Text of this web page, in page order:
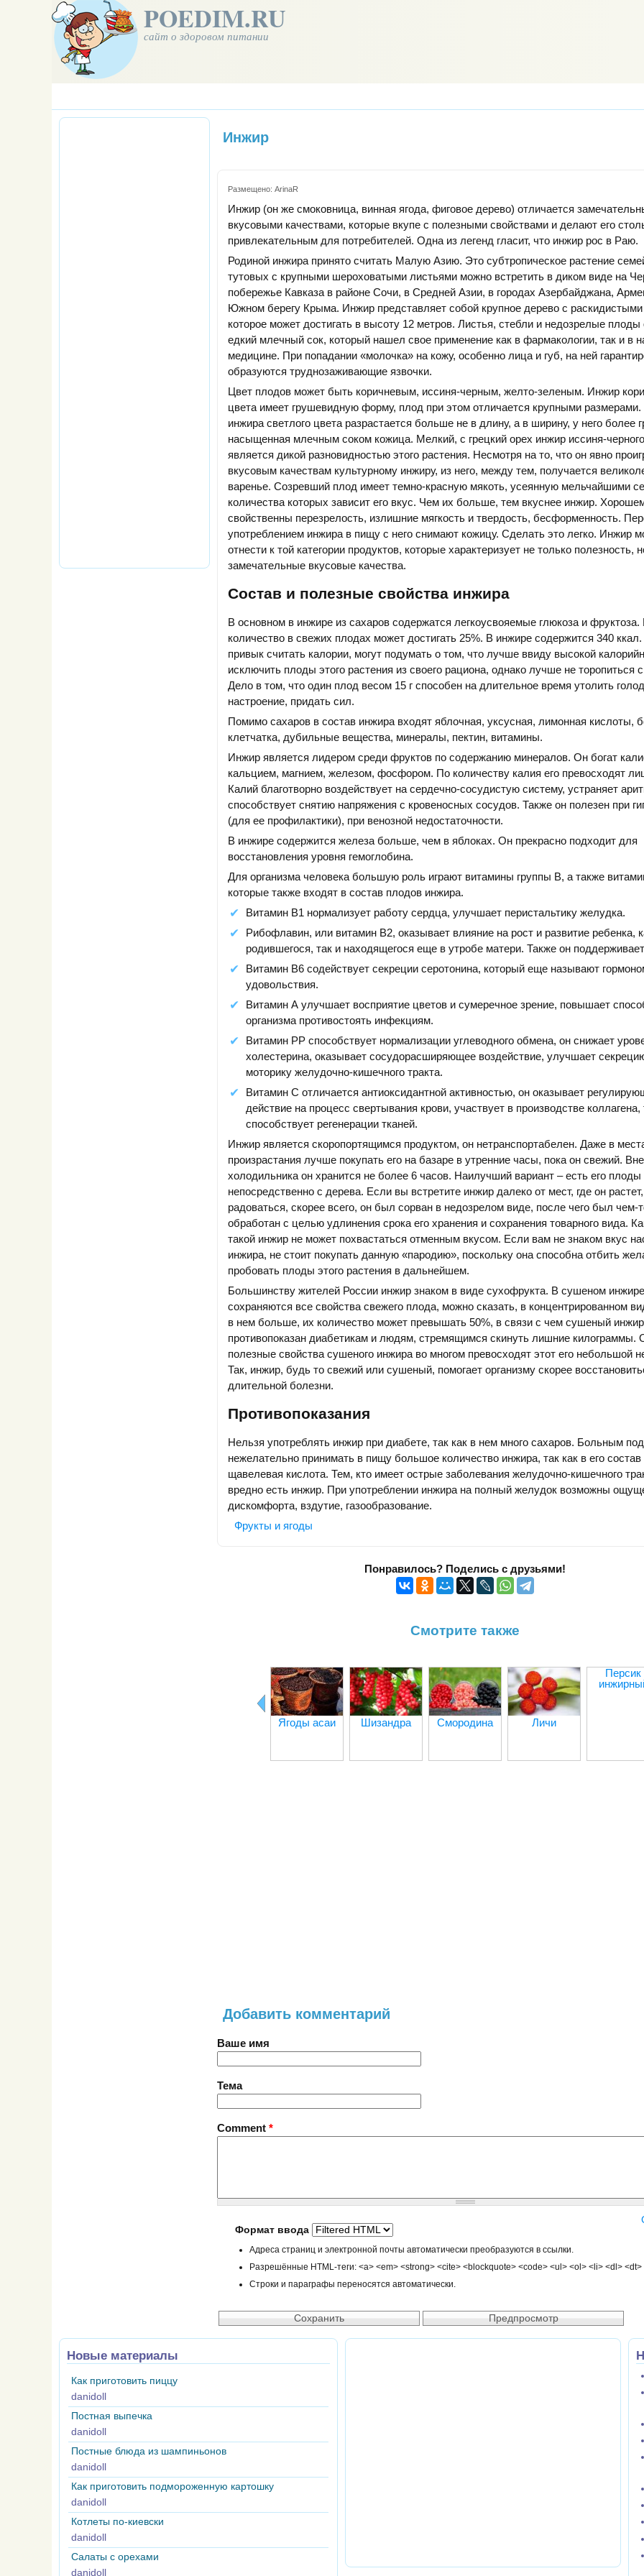
POEDIM.RU
сайт о здоровом питании
Инжир
Размещено: ArinaR
Инжир (он же смоковница, винная ягода, фиговое дерево) отличается
вкусовыми качествами, которые вкупе с полезными свойствами и делают его
привлекательным для потребителей. Одна из легенд гласит, что инжир рос в Раю.
Родиной инжира принято считать Малую Азию. Это субтропическое растение
тутовых с крупными шероховатыми листьями можно встретить в диком виде на
побережье Кавказа в районе Сочи, в Средней Азии, в городах Азербайджана,
Южном берегу Крыма. Инжир представляет собой крупное дерево с раскидистыми
которое может достигать в высоту 12 метров. Листья, стебли и недозрелые плоды
едкий млечный сок, который нашел свое применение как в фармакологии, так и в
медицине. При попадании «молочка» на кожу, особенно лица и губ, на ней
образуются труднозаживающие язвочки.
Цвет плодов может быть коричневым, иссиня-черным, желто-зеленым. Инжир
цвета имеет грушевидную форму, плод при этом отличается крупными
инжира светлого цвета разрастается больше не в длину, а в ширину, у него более
насыщенная млечным соком кожица. Мелкий, с грецкий орех инжир иссиня-
является дикой разновидностью этого растения. Несмотря на то, что он явно
вкусовым качествам культурному инжиру, из него, между тем, получается
варенье. Созревший плод имеет темно-красную мякоть, усеянную мельчайшими
количества которых зависит его вкус. Чем их больше, тем вкуснее инжир.
свойственны перезрелость, излишние мягкость и твердость, бесформенность.
употреблением инжира в пищу с него снимают кожицу. Сделать это легко. Инжир
отнести к той категории продуктов, которые характеризует не только полезность,
замечательные вкусовые качества.
Состав и полезные свойства инжира
В основном в инжире из сахаров содержатся легкоусвояемые глюкоза и фруктоза.
количество в свежих плодах может достигать 25%. В инжире содержится 340 ккал.
привык считать калории, могут подумать о том, что лучше ввиду высокой
исключить плоды этого растения из своего рациона, однако лучше не торопиться
Дело в том, что один плод весом 15 г способен на длительное время утолить
настроение, придать сил.
Помимо сахаров в состав инжира входят яблочная, уксусная, лимонная кислоты,
клетчатка, дубильные вещества, минералы, пектин, витамины.
Инжир является лидером среди фруктов по содержанию минералов. Он богат
кальцием, магнием, железом, фосфором. По количеству калия его превосходят
Калий благотворно воздействует на сердечно-сосудистую систему, устраняет
способствует снятию напряжения с кровеносных сосудов. Также он полезен при
(для ее профилактики), при венозной недостаточности.
В инжире содержится железа больше, чем в яблоках. Он прекрасно подходит для
восстановления уровня гемоглобина.
Для организма человека большую роль играют витамины группы В, а также
которые также входят в состав плодов инжира.
Витамин В1 нормализует работу сердца, улучшает перистальтику желудка.
Рибофлавин, или витамин В2, оказывает влияние на рост и развитие ребенка,
родившегося, так и находящегося еще в утробе матери. Также он
Витамин В6 содействует секреции серотонина, который еще называют
удовольствия.
Витамин А улучшает восприятие цветов и сумеречное зрение, повышает
организма противостоять инфекциям.
Витамин РР способствует нормализации углеводного обмена, он снижает
холестерина, оказывает сосудорасширяющее воздействие, улучшает
моторику желудочно-кишечного тракта.
Витамин С отличается антиоксидантной активностью, он оказывает
действие на процесс свертывания крови, участвует в производстве коллагена,
способствует регенерации тканей.
Инжир является скоропортящимся продуктом, он нетранспортабелен. Даже в
произрастания лучше покупать его на базаре в утренние часы, пока он свежий. Вне
холодильника он хранится не более 6 часов. Наилучший вариант – есть его плоды
непосредственно с дерева. Если вы встретите инжир далеко от мест, где он
радоваться, скорее всего, он был сорван в недозрелом виде, после чего был чем-
обработан с целью удлинения срока его хранения и сохранения товарного вида.
такой инжир не может похвастаться отменным вкусом. Если вам не знаком вкус
инжира, не стоит покупать данную «пародию», поскольку она способна отбить
пробовать плоды этого растения в дальнейшем.
Большинству жителей России инжир знаком в виде сухофрукта. В сушеном инжире
сохраняются все свойства свежего плода, можно сказать, в концентрированном
в нем больше, их количество может превышать 50%, в связи с чем сушеный инжир
противопоказан диабетикам и людям, стремящимся скинуть лишние килограммы.
полезные свойства сушеного инжира во многом превосходят этот его небольшой
Так, инжир, будь то свежий или сушеный, помогает организму скорее
длительной болезни.
Противопоказания
Нельзя употреблять инжир при диабете, так как в нем много сахаров. Больным
нежелательно принимать в пищу большое количество инжира, так как в его состав
щавелевая кислота. Тем, кто имеет острые заболевания желудочно-кишечного
вредно есть инжир. При употреблении инжира на полный желудок возможны
дискомфорта, вздутие, газообразование.
Фрукты и ягоды
Понравилось? Поделись с друзьями!
Смотрите также
Ягоды асаи Шизандра Смородина Личи
Персик
Добавить комментарий
Ваше имя
Тема
Comment *
Формат ввода
Адреса страниц и электронной почты автоматически преобразуются в ссылки.
Разрешённые HTML-теги: <a> <em> <strong> <cite> <blockquote> <code> <ul> <ol> <li> <dl> <dt>
Строки и параграфы переносятся автоматически.
Новые материалы
Как приготовить пиццу
danidoll
Постная выпечка
danidoll
Постные блюда из шампиньонов
danidoll
Как приготовить подмороженную картошку
danidoll
Котлеты по-киевски
danidoll
Салаты с орехами
danidoll